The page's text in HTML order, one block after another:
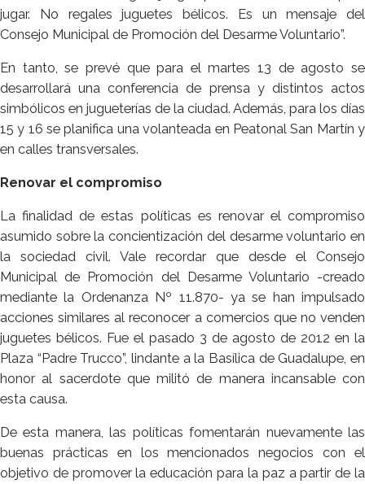
jugar. No regales juguetes bélicos. Es un mensaje del
Consejo Municipal de Promoción del Desarme Voluntario”.
En tanto, se prevé que para el martes 13 de agosto se
desarrollará una conferencia de prensa y distintos actos
simbólicos en jugueterías de la ciudad. Además, para los días
15 y 16 se planifica una volanteada en Peatonal San Martín y
en calles transversales.
Renovar el compromiso
La finalidad de estas políticas es renovar el compromiso
asumido sobre la concientización del desarme voluntario en
la sociedad civil. Vale recordar que desde el Consejo
Municipal de Promoción del Desarme Voluntario -creado
mediante la Ordenanza Nº 11.870- ya se han impulsado
acciones similares al reconocer a comercios que no venden
juguetes bélicos. Fue el pasado 3 de agosto de 2012 en la
Plaza “Padre Trucco”, lindante a la Basílica de Guadalupe, en
honor al sacerdote que militó de manera incansable con
esta causa.
De esta manera, las políticas fomentarán nuevamente las
buenas prácticas en los mencionados negocios con el
objetivo de promover la educación para la paz a partir de la